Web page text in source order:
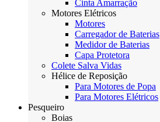
Cinta Amarração
Motores Elétricos
Motores
Carregador de Baterias
Medidor de Baterias
Capa Protetora
Colete Salva Vidas
Hélice de Reposição
Para Motores de Popa
Para Motores Elétricos
Pesqueiro
Boias